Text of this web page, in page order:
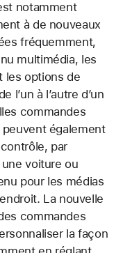
notamment
à de nouveaux
fréquemment,
multimédia, les
les options de
l’un à l’autre d’un
commandes
peuvent également
par
voiture ou
pour les médias
La nouvelle
commandes
la façon